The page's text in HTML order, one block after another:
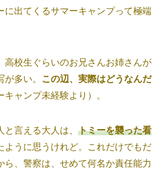
に出てくるサマーキャンプって極端
高校生ぐらいのお兄さんお姉さんが
多い。 この辺、実際はどうなんだ
ャンプ未経験より）。
言える大人は、 トミーを襲った看
ように思うけれど。これだけでもだ
ら、警察は、せめて何名か責任能力